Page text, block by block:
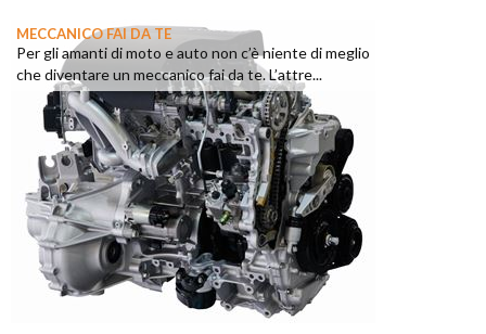
MECCANICO FAI DA TE
Per gli amanti di moto e auto non c’è niente di meglio
che diventare un meccanico fai da te. L’attre...